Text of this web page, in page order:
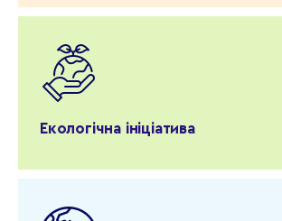
Екологічна ініціатива